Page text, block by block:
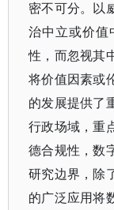
密不可分。以
治中立或价值
性，而忽视其
将价值因素或
的发展提供了
行政场域，重
德合规性，数
研究边界，除
的广泛应用将